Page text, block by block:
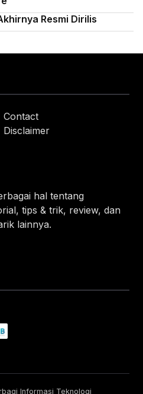
Resmi Dirilis
hal tentang
tips & trik, review, dan
lainnya.
Contact
Disclaimer
Informasi Teknologi